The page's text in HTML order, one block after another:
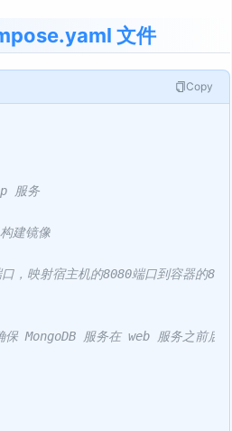
文件
Copy
服务
建镜像
，映射宿主机的8080端口到容器的
MongoDB 服务在 web 服务之前启动